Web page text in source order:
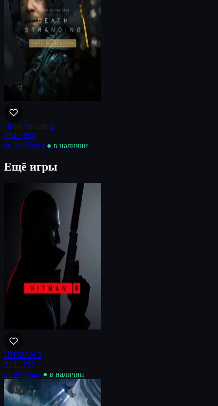
Death Stranding
PS4 · PS5
от 239 ₽/нед ● в наличии
Ещё игры
HITMAN 3
PS4 · PS5
от 99 ₽/нед ● в наличии